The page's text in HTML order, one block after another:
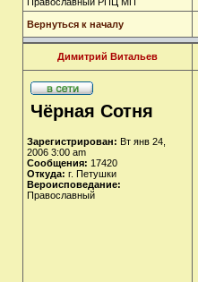
Вернуться к началу
Димитрий Витальев
Чёрная Сотня
Зарегистрирован: Вт янв 24,
2006 3:00 am
Сообщения: 17420
Откуда: г. Петушки
Вероисповедание:
Православный